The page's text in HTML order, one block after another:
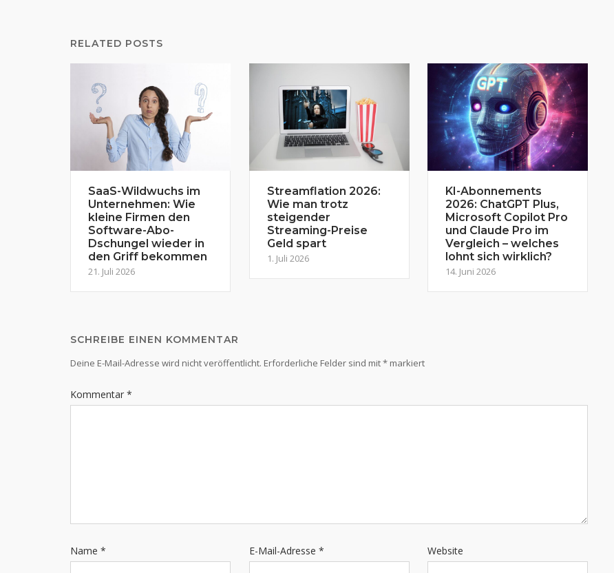
RELATED POSTS
SaaS-Wildwuchs im
Unternehmen: Wie
kleine Firmen den
Software-Abo-
Dschungel wieder in
den Griff bekommen
21. Juli 2026
Streamflation 2026:
Wie man trotz
steigender
Streaming-Preise
Geld spart
1. Juli 2026
KI-Abonnements
2026: ChatGPT Plus,
Microsoft Copilot Pro
und Claude Pro im
Vergleich – welches
lohnt sich wirklich?
14. Juni 2026
SCHREIBE EINEN KOMMENTAR
Deine E-Mail-Adresse wird nicht veröffentlicht. Erforderliche Felder sind mit* markiert
Kommentar *
Name * E-Mail-Adresse * Website